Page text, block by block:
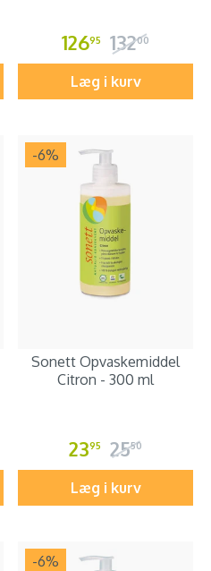
12695 13200
Læg i kurv
-6%
Sonett Opvaskemiddel
Citron - 300 ml
2395 2550
Læg i kurv
-6%